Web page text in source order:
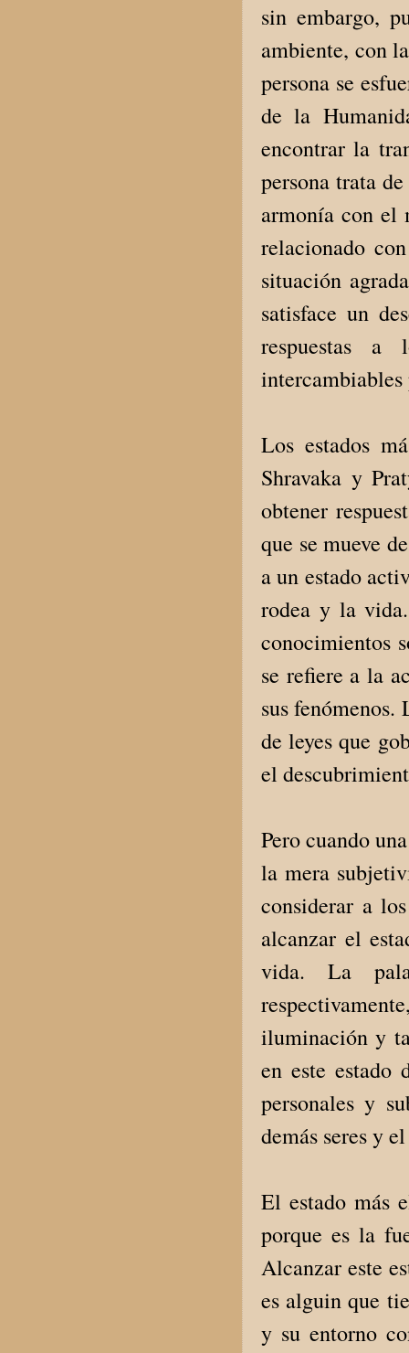
sin embargo,
ambiente, con
persona se
de la
encontrar la
persona trata
armonía con el
relacionado
situación
satisface un
respuestas
intercambiables
Los estados
Shravaka y
obtener
que se mueve
a un estado
rodea y la
conocimientos
se refiere a la
sus fenómenos.
de leyes que
el
Pero cuando
la mera
considerar a
alcanzar el
vida. La
iluminación y
en este estado
personales y
demás seres y
El estado más
porque es la
Alcanzar este
es alguin que
y su entorno